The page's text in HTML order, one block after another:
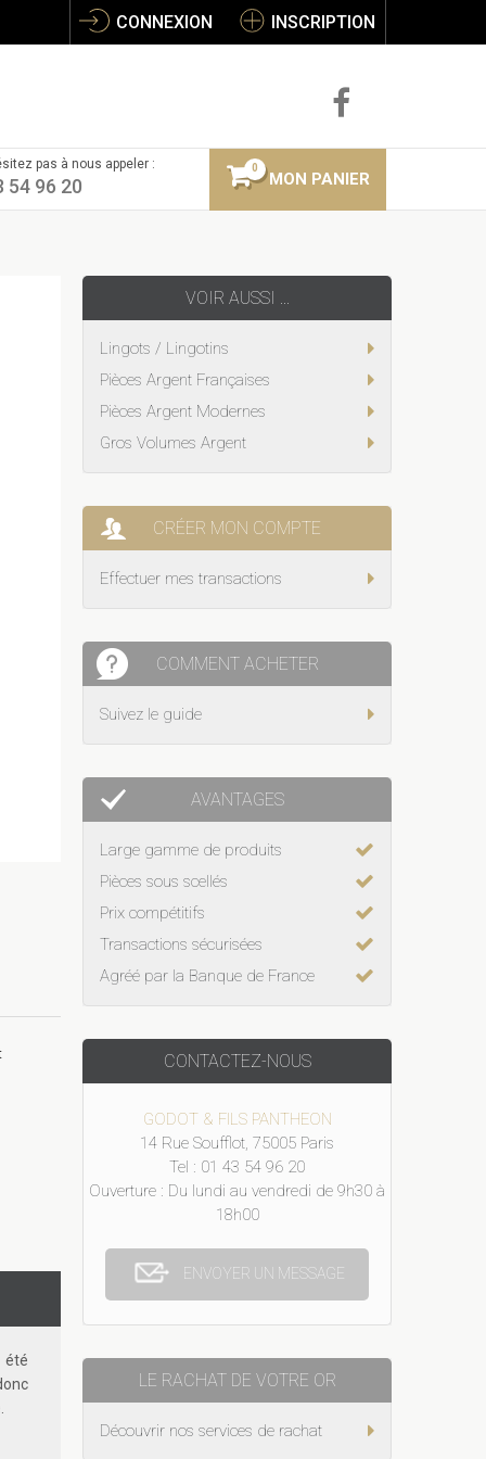
CONNEXION INSCRIPTION
pas à nous appeler :
54 96 20 MON PANIER
0
VOIR AUSSI ...
Lingots / Lingotins
Pièces Argent Françaises
Pièces Argent Modernes
Gros Volumes Argent
CRÉER MON COMPTE
Effectuer mes transactions
COMMENT ACHETER
Suivez le guide
AVANTAGES
Large gamme de produits
Pièces sous scellés
Prix compétitifs
Transactions sécurisées
Agréé par la Banque de France
CONTACTEZ-NOUS
GODOT & FILS PANTHEON
14 Rue Soufflot, 75005 Paris
Tel : 01 43 54 96 20
Ouverture : Du lundi au vendredi de 9h30 à
18h00
ENVOYER UN MESSAGE
LE RACHAT DE VOTRE OR
Découvrir nos services de rachat